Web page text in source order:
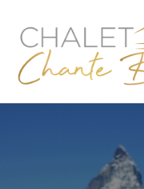
contenu